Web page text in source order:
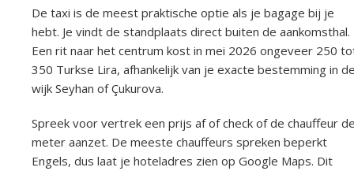
De taxi is de meest praktische optie als je bagage bij je
hebt. Je vindt de standplaats direct buiten de aankomsthal.
Een rit naar het centrum kost in mei 2026 ongeveer 250
350 Turkse Lira, afhankelijk van je exacte bestemming in
wijk Seyhan of Çukurova.
Spreek voor vertrek een prijs af of check of de chauffeur
meter aanzet. De meeste chauffeurs spreken beperkt
Engels, dus laat je hoteladres zien op Google Maps. Dit